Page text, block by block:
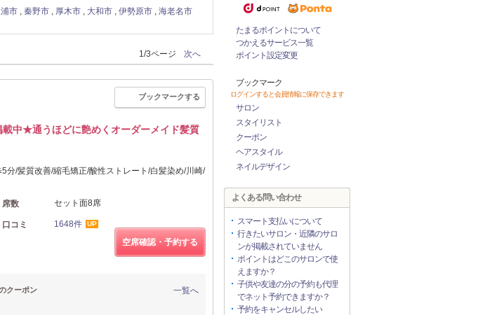
市 秦野市 厚木市 大和市 伊勢原市
海老名市
1/3ページ 次へ
ブックマークする
中★通うほどに艶めくオーダーメイド髪質
分/髪質改善/縮毛矯正/酸性ストレート/白髪染め/川崎/
席数 セット面8席
口コミ 1648件 UP
空席確認・予約する
クーポン 一覧へ
たまるポイントについて
つかえるサービス一覧
ポイント設定変更
ブックマーク
ログインすると会員情報に保存できます
サロン
スタイリスト
クーポン
ヘアスタイル
ネイルデザイン
よくある問い合わせ
スマート支払いについて
行きたいサロン・近隣のサロ
ンが掲載されていません
ポイントはどこのサロンで使
えますか？
子供や友達の分の予約も代理
でネット予約できますか？
予約をキャンセルしたい